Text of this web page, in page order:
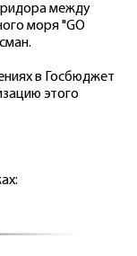
между
моря "GO
в Госбюджет
этого